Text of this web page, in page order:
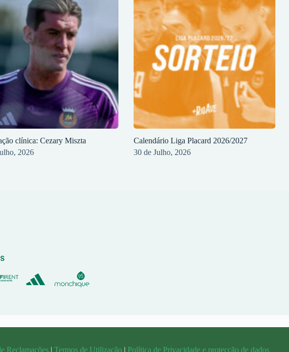
clínica: Cezary Miszta
2026
Calendário Liga Placard 2026/2027
30 de Julho, 2026
Reclamações | Termos de Utilização | Política de Privacidade e protecção de dados